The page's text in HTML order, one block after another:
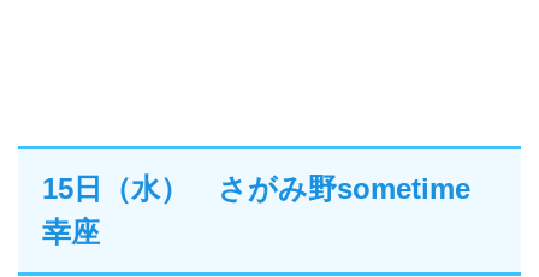
15日（水） さがみ野sometime
幸座